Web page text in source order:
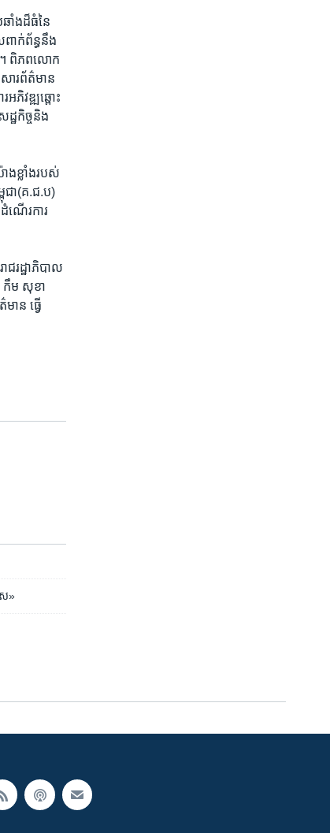
ឆាំង​ដ៏​ធំ​នៃ
ាក់ព័ន្ធនឹង​
។ ពិភពលោក​
ារព័ត៌មាន
ភិវឌ្ឍ​ឆ្ពោះ​
ឋកិច្ច​និង​
ង​ខ្លាំង​របស់​
ជា(គ.ជ.ប)
ណើរ​ការ​
ជរដ្ឋាភិបាល​
កឹម សុខា
ាន ធ្វើ​
ស»